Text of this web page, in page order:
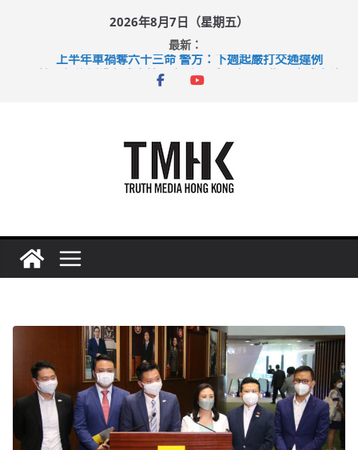
2026年8月7日（星期五）
最新：
上半年車禍奪六十三命 警方：下週起嚴打交通違例
性罪行修例獲九成支持 鄧炳強：爭取今屆任期內完成立法